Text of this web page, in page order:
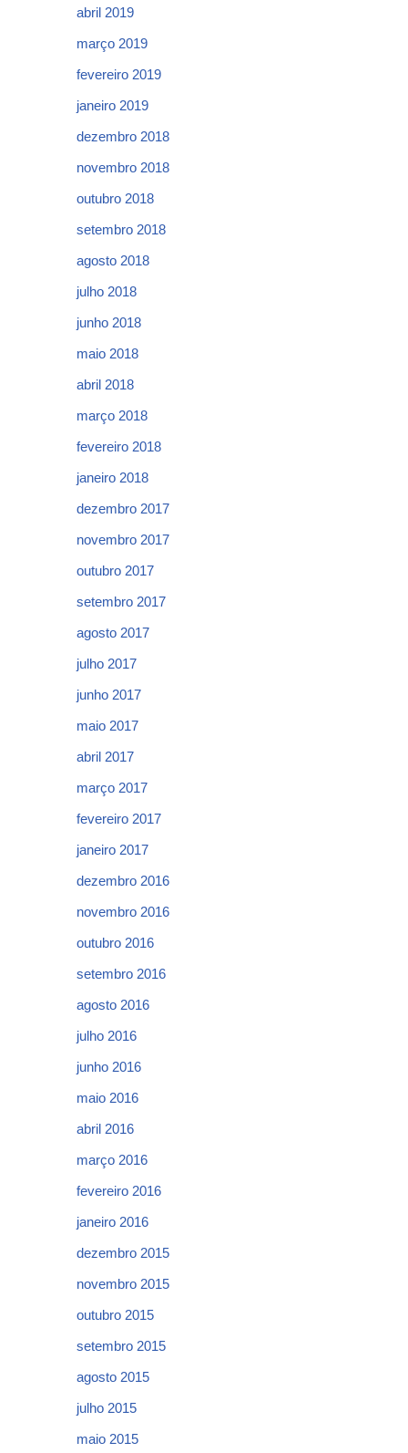
abril 2019
março 2019
fevereiro 2019
janeiro 2019
dezembro 2018
novembro 2018
outubro 2018
setembro 2018
agosto 2018
julho 2018
junho 2018
maio 2018
abril 2018
março 2018
fevereiro 2018
janeiro 2018
dezembro 2017
novembro 2017
outubro 2017
setembro 2017
agosto 2017
julho 2017
junho 2017
maio 2017
abril 2017
março 2017
fevereiro 2017
janeiro 2017
dezembro 2016
novembro 2016
outubro 2016
setembro 2016
agosto 2016
julho 2016
junho 2016
maio 2016
abril 2016
março 2016
fevereiro 2016
janeiro 2016
dezembro 2015
novembro 2015
outubro 2015
setembro 2015
agosto 2015
julho 2015
maio 2015